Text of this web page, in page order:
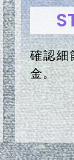
確認細
金。